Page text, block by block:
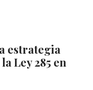
estrategia
Ley 285 en